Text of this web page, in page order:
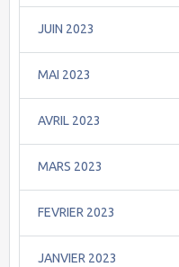
JUIN 2023
MAI 2023
AVRIL 2023
MARS 2023
FEVRIER 2023
JANVIER 2023